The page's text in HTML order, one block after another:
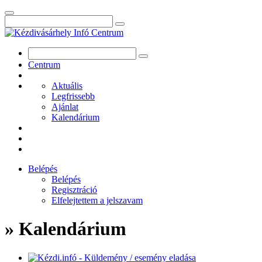
Centrum
Aktuális
Legfrissebb
Ajánlat
Kalendárium
Belépés
Belépés
Regisztráció
Elfelejtettem a jelszavam
» Kalendárium